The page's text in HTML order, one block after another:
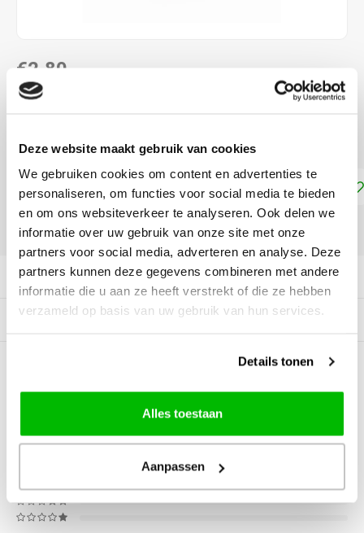
Deze website maakt gebruik van cookies
We gebruiken cookies om content en advertenties te
personaliseren, om functies voor social media te bieden
en om ons websiteverkeer te analyseren. Ook delen we
informatie over uw gebruik van onze site met onze
partners voor social media, adverteren en analyse. Deze
partners kunnen deze gegevens combineren met andere
informatie die u aan ze heeft verstrekt of die ze hebben
verzameld op basis van uw gebruik van hun services.
Details tonen
Alles toestaan
Aanpassen
€2,80
DIRECT LEVERBAAR
100 % katoen naalddikte: 2,5 - 3,0 mm Lees meer
Toevoegen aan winkelwagen
DELEN:
Productomschrijving
Gerelateerde producten
BEOORDELINGEN